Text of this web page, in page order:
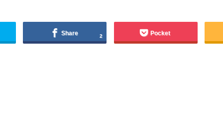
Share 2 Pocket